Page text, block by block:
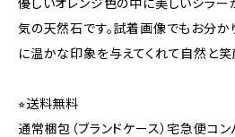
優しいオレンジ色の中に美しいシラー
気の天然石です。試着画像でもお分
に温かな印象を与えてくれて自然と笑
⭐︎送料無料
通常梱包（ブランドケース）宅急便コ